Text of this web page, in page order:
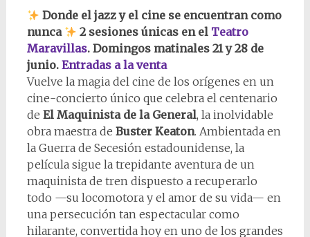
Donde el jazz y el cine se encuentran como
nunca
2 sesiones únicas en el Teatro
Maravillas. Domingos matinales 21 y 28 de
junio. Entradas a la venta
Vuelve la magia del cine de los orígenes en un
cine-concierto único que celebra el centenario
de El Maquinista de la General, la inolvidable
obra maestra de Buster Keaton. Ambientada en
la Guerra de Secesión estadounidense, la
película sigue la trepidante aventura de un
maquinista de tren dispuesto a recuperarlo
todo —su locomotora y el amor de su vida— en
una persecución tan espectacular como
hilarante, convertida hoy en uno de los grandes